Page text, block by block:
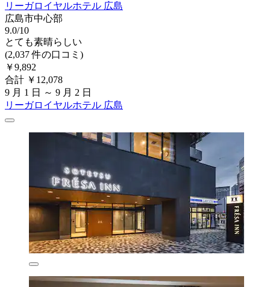
リーガロイヤルホテル 広島
広島市中心部
9.0/10
とても素晴らしい
(2,037 件の口コミ)
￥9,892
合計 ￥12,078
9 月 1 日 ～ 9 月 2 日
リーガロイヤルホテル 広島